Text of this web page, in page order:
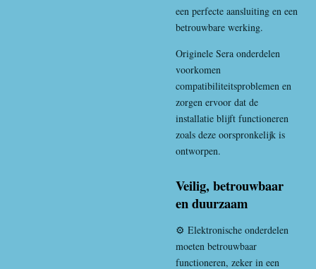
een perfecte aansluiting en een
betrouwbare werking.
Originele Sera onderdelen
voorkomen
compatibiliteitsproblemen en
zorgen ervoor dat de
installatie blijft functioneren
zoals deze oorspronkelijk is
ontworpen.
Veilig, betrouwbaar
en duurzaam
⚙️ Elektronische onderdelen
moeten betrouwbaar
functioneren, zeker in een